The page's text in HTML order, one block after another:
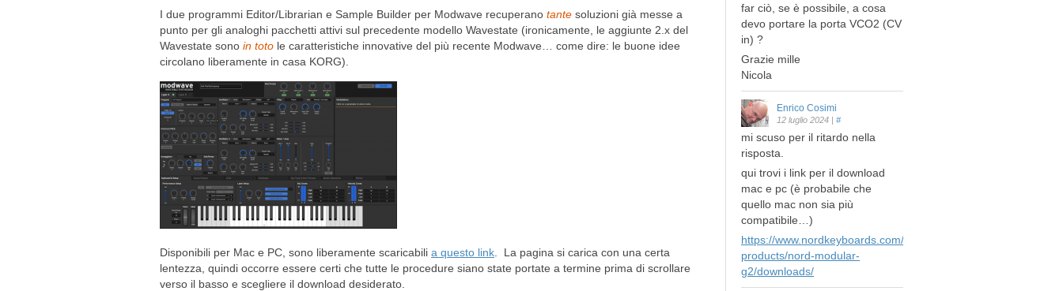
I due programmi Editor/Librarian e Sample Builder per Modwave recuperano tante soluzioni già messe a
punto per gli analoghi pacchetti attivi sul precedente modello Wavestate (ironicamente, le aggiunte 2.x del
Wavestate sono in toto le caratteristiche innovative del più recente Modwave… come dire: le buone idee
circolano liberamente in casa KORG).
Disponibili per Mac e PC, sono liberamente scaricabili a questo link . La pagina si carica con una certa
lentezza, quindi occorre essere certi che tutte le procedure siano state portate a termine prima di scrollare
verso il basso e scegliere il download desiderato.
far ciò, se è possibile, a cosa
devo portare la porta VCO2 (CV
in) ?
Grazie mille
Nicola
Enrico Cosimi
12 luglio 2024 | #
mi scuso per il ritardo nella
risposta.
qui trovi i link per il download
mac e pc (è probabile che
quello mac non sia più
compatibile…)
https://www.nordkeyboards.com/legacy-
products/nord-modular-
g2/downloads/